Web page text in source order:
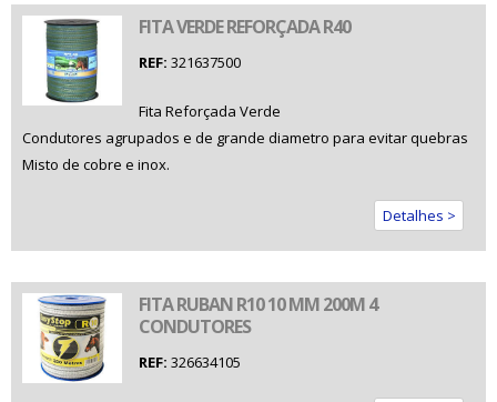
FITA VERDE REFORÇADA R40
REF: 321637500
Fita Reforçada Verde
Condutores agrupados e de grande diametro para evitar quebras
Misto de cobre e inox.
Detalhes >
FITA RUBAN R10 10 MM 200M 4
CONDUTORES
REF: 326634105